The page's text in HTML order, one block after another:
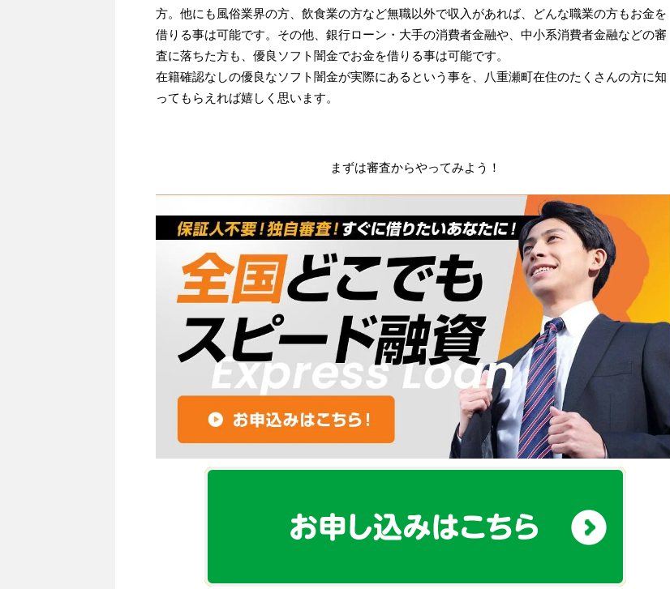
方。他にも風俗業界の方、飲食業の方など無職以外で収入があれば、どんな職業の方もお金を
借りる事は可能です。その他、銀行ローン・大手の消費者金融や、中小系消費者金融などの審
査に落ちた方も、優良ソフト闇金でお金を借りる事は可能です。
在籍確認なしの優良なソフト闇金が実際にあるという事を、八重瀬町在住のたくさんの方に知
ってもらえれば嬉しく思います。
まずは審査からやってみよう！